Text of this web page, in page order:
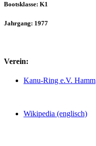
Bootsklasse: K1
Jahrgang: 1977
Verein:
Kanu-Ring e.V. Hamm
Wikipedia (englisch)